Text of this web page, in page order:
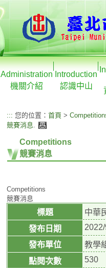
Administration
機關介紹
Introduction
認識中山
::: 您的位置： 首頁 >
競賽消息.
Competitions
競賽消息
Competitions
競賽消息
標題
中華
發布日期
發布單位
教學
點閱次數
530